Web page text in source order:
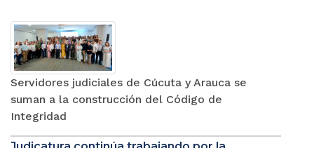
Servidores judiciales de Cúcuta y Arauca se
suman a la construcción del Código de
Integridad